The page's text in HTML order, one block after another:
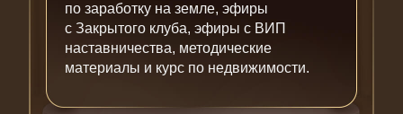
по заработку на земле, эфиры
с Закрытого клуба, эфиры с ВИП
наставничества, методические
материалы и курс по недвижимости.